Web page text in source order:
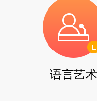
语言艺术